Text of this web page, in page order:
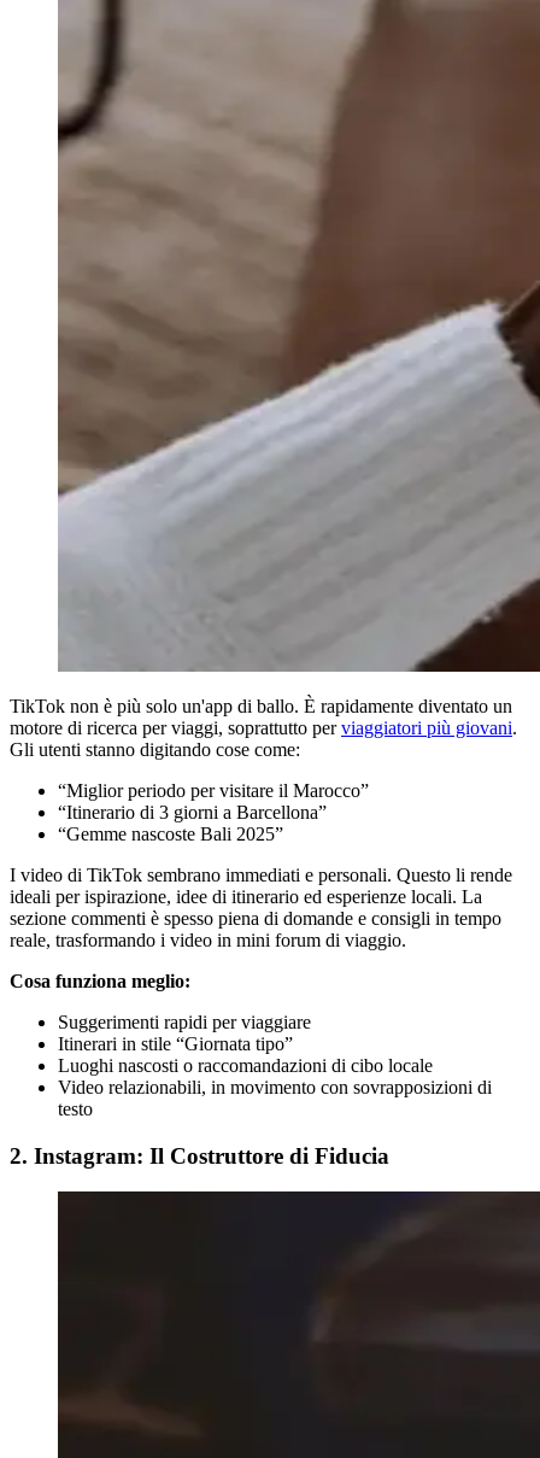
TikTok non è più solo un'app di ballo. È rapidamente diventato un
motore di ricerca per viaggi, soprattutto perviaggiatori più giovani.
Gli utenti stanno digitando cose come:
“Miglior periodo per visitare il Marocco”
“Itinerario di 3 giorni a Barcellona”
“Gemme nascoste Bali 2025”
I video di TikTok sembrano immediati e personali. Questo li rende
ideali per ispirazione, idee di itinerario ed esperienze locali. La
sezione commenti è spesso piena di domande e consigli in tempo
reale, trasformando i video in mini forum di viaggio.
Cosa funziona meglio:
Suggerimenti rapidi per viaggiare
Itinerari in stile “Giornata tipo”
Luoghi nascosti o raccomandazioni di cibo locale
Video relazionabili, in movimento con sovrapposizioni di
testo
2. Instagram: Il Costruttore di Fiducia